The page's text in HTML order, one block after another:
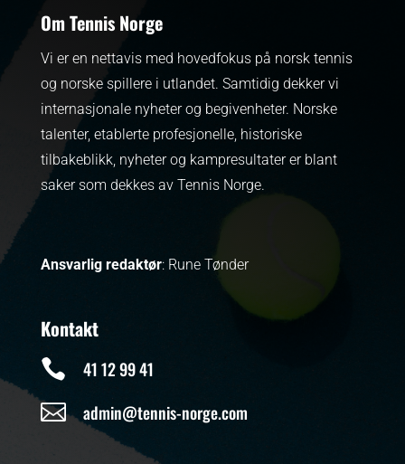
Om Tennis Norge
Vi er en nettavis med hovedfokus på norsk tennis
og norske spillere i utlandet. Samtidig dekker vi
internasjonale nyheter og begivenheter. Norske
talenter, etablerte profesjonelle, historiske
tilbakeblikk, nyheter og kampresultater er blant
saker som dekkes av Tennis Norge.
Ansvarlig redaktør: Rune Tønder
Kontakt
 41 12 99 41
 admin@tennis-norge.com